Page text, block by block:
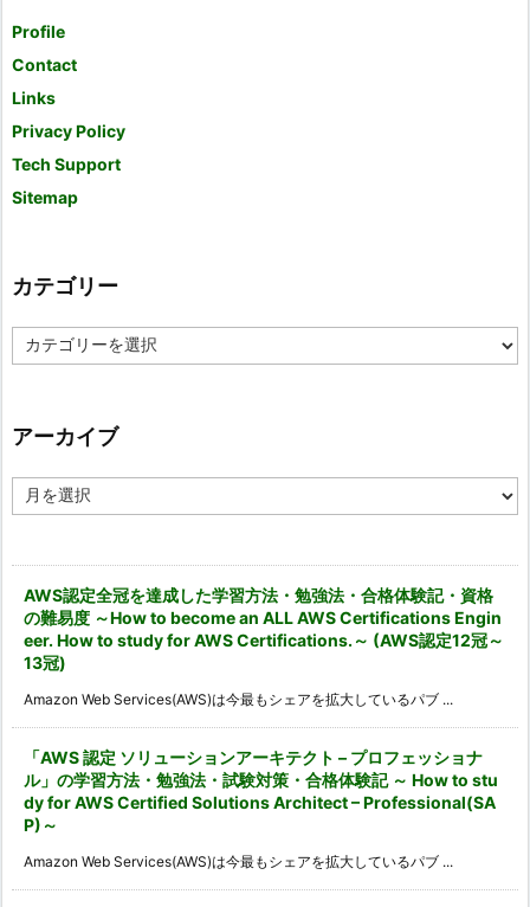
Profile
Contact
Links
Privacy Policy
Tech Support
Sitemap
カテゴリー
テ
ー
アーカイブ
ー
AWS認定全冠を達成した学習方法・勉強法・合格体験記・資格
の難易度 ～How to become an ALL AWS Certifications Engin
eer. How to study for AWS Certifications.～ (AWS認定12冠～
13冠)
Amazon Web Services(AWS)は今最もシェアを拡大しているパブ ...
「AWS 認定 ソリューションアーキテクト – プロフェッショナ
ル」の学習方法・勉強法・試験対策・合格体験記 ～ How to stu
dy for AWS Certified Solutions Architect – Professional(SA
P)～
Amazon Web Services(AWS)は今最もシェアを拡大しているパブ ...